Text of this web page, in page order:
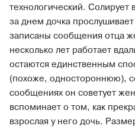
технологический.
за днем дочка
записаны сообщения отца
несколько лет работает
остаются единственным
(похоже, одностороннюю),
сообщениях он советует
вспоминает о том, как
взрослая у него дочь.